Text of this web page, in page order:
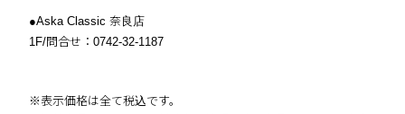
●Aska Classic 奈良店
1F/問合せ：0742-32-1187
※表示価格は全て税込です。